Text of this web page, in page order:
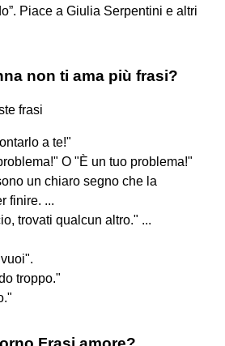
Piace a Giulia Serpentini e altri
non ti ama più frasi?
frasi
a te!"
O "È un tuo problema!"
un chiaro segno che la
finire. ...
trovati qualcun altro." ...
troppo."